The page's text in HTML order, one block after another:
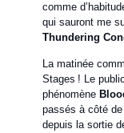
comme
qui sauront me
Thundering
La matinée
Stages ! Le
phénomène
passés à côté
depuis la sortie